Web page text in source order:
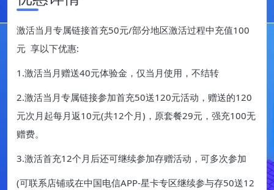
激活当月专属链接首充50元/部分地区激活过程中充值100
元 享以下优惠:
1.激活当月赠送40元体验金，仅当月使用，不结转
2.激活当月专属链接参加首充50送120元活动，赠送的120
元次月起每月返10元(共12个月)，原套餐29元，强充100无
赠费。
3.激活首充12个月后还可继续参加存赠活动，可多次参加
(可联系店铺或在中国电信APP-星卡专区继续参与存50送12